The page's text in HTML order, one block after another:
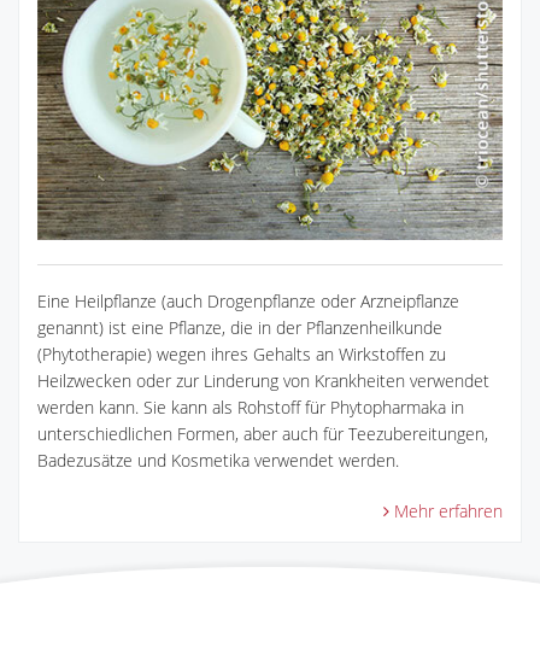
Eine Heilpflanze (auch Drogenpflanze oder Arzneipflanze
genannt) ist eine Pflanze, die in der Pflanzenheilkunde
(Phytotherapie) wegen ihres Gehalts an Wirkstoffen zu
Heilzwecken oder zur Linderung von Krankheiten verwendet
werden kann. Sie kann als Rohstoff für Phytopharmaka in
unterschiedlichen Formen, aber auch für Teezubereitungen,
Badezusätze und Kosmetika verwendet werden.
Mehr erfahren